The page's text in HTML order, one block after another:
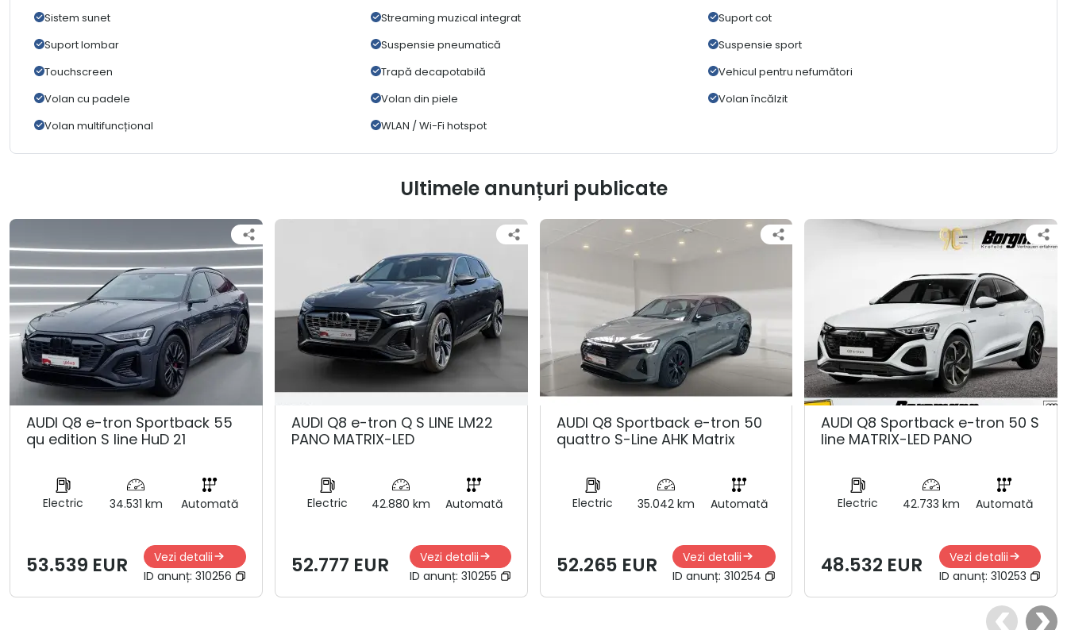
Sistem sunet
Streaming muzical integrat
Suport cot
Suport lombar
Suspensie pneumatică
Suspensie sport
Touchscreen
Trapă decapotabilă
Vehicul pentru nefumători
Volan cu padele
Volan din piele
Volan încălzit
Volan multifuncțional
WLAN / Wi-Fi hotspot
Ultimele anunțuri publicate
AUDI Q8 e-tron Sportback 55
qu edition S line HuD 21
Electric 34.531 km Automată
53.539 EUR
Vezi detalii
ID anunț: 310256
AUDI Q8 e-tron Q S LINE LM22
PANO MATRIX-LED
Electric 42.880 km Automată
52.777 EUR
Vezi detalii
ID anunț: 310255
AUDI Q8 Sportback e-tron 50
quattro S-Line AHK Matrix
Electric 35.042 km Automată
52.265 EUR
Vezi detalii
ID anunț:310254
AUDI Q8 Sportback e-tron 50 S
line MATRIX-LED PANO
Electric 42.733 km Automată
48.532 EUR
Vezi detalii
ID anunț: 310253